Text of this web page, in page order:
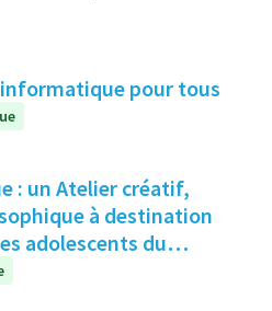
pour tous
: un Atelier créatif,
à destination
adolescents du